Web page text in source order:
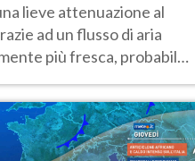
lieve attenuazione al
ad un flusso di aria
più fresca, probabile
entro Ferragosto